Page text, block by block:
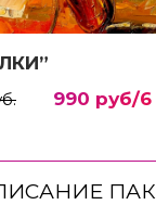
990 руб/